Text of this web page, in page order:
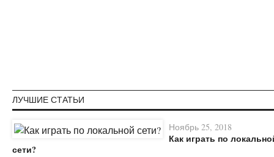
ЛУЧШИЕ СТАТЬИ
Ноябрь 25, 2018
Как играть по
сети?